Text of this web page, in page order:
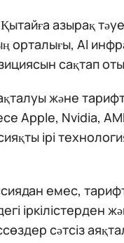
азырақ
орталығы, AI
сақтап
және
Apple, Nvidia,
ірі
емес,
іркілістерден
сәтсіз